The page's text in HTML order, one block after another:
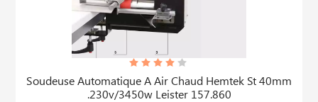
Soudeuse Automatique A Air Chaud Hemtek St 40mm
.230v/3450w Leister 157.860